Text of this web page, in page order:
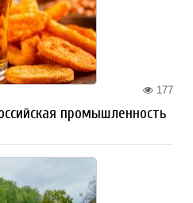
177
промышленность